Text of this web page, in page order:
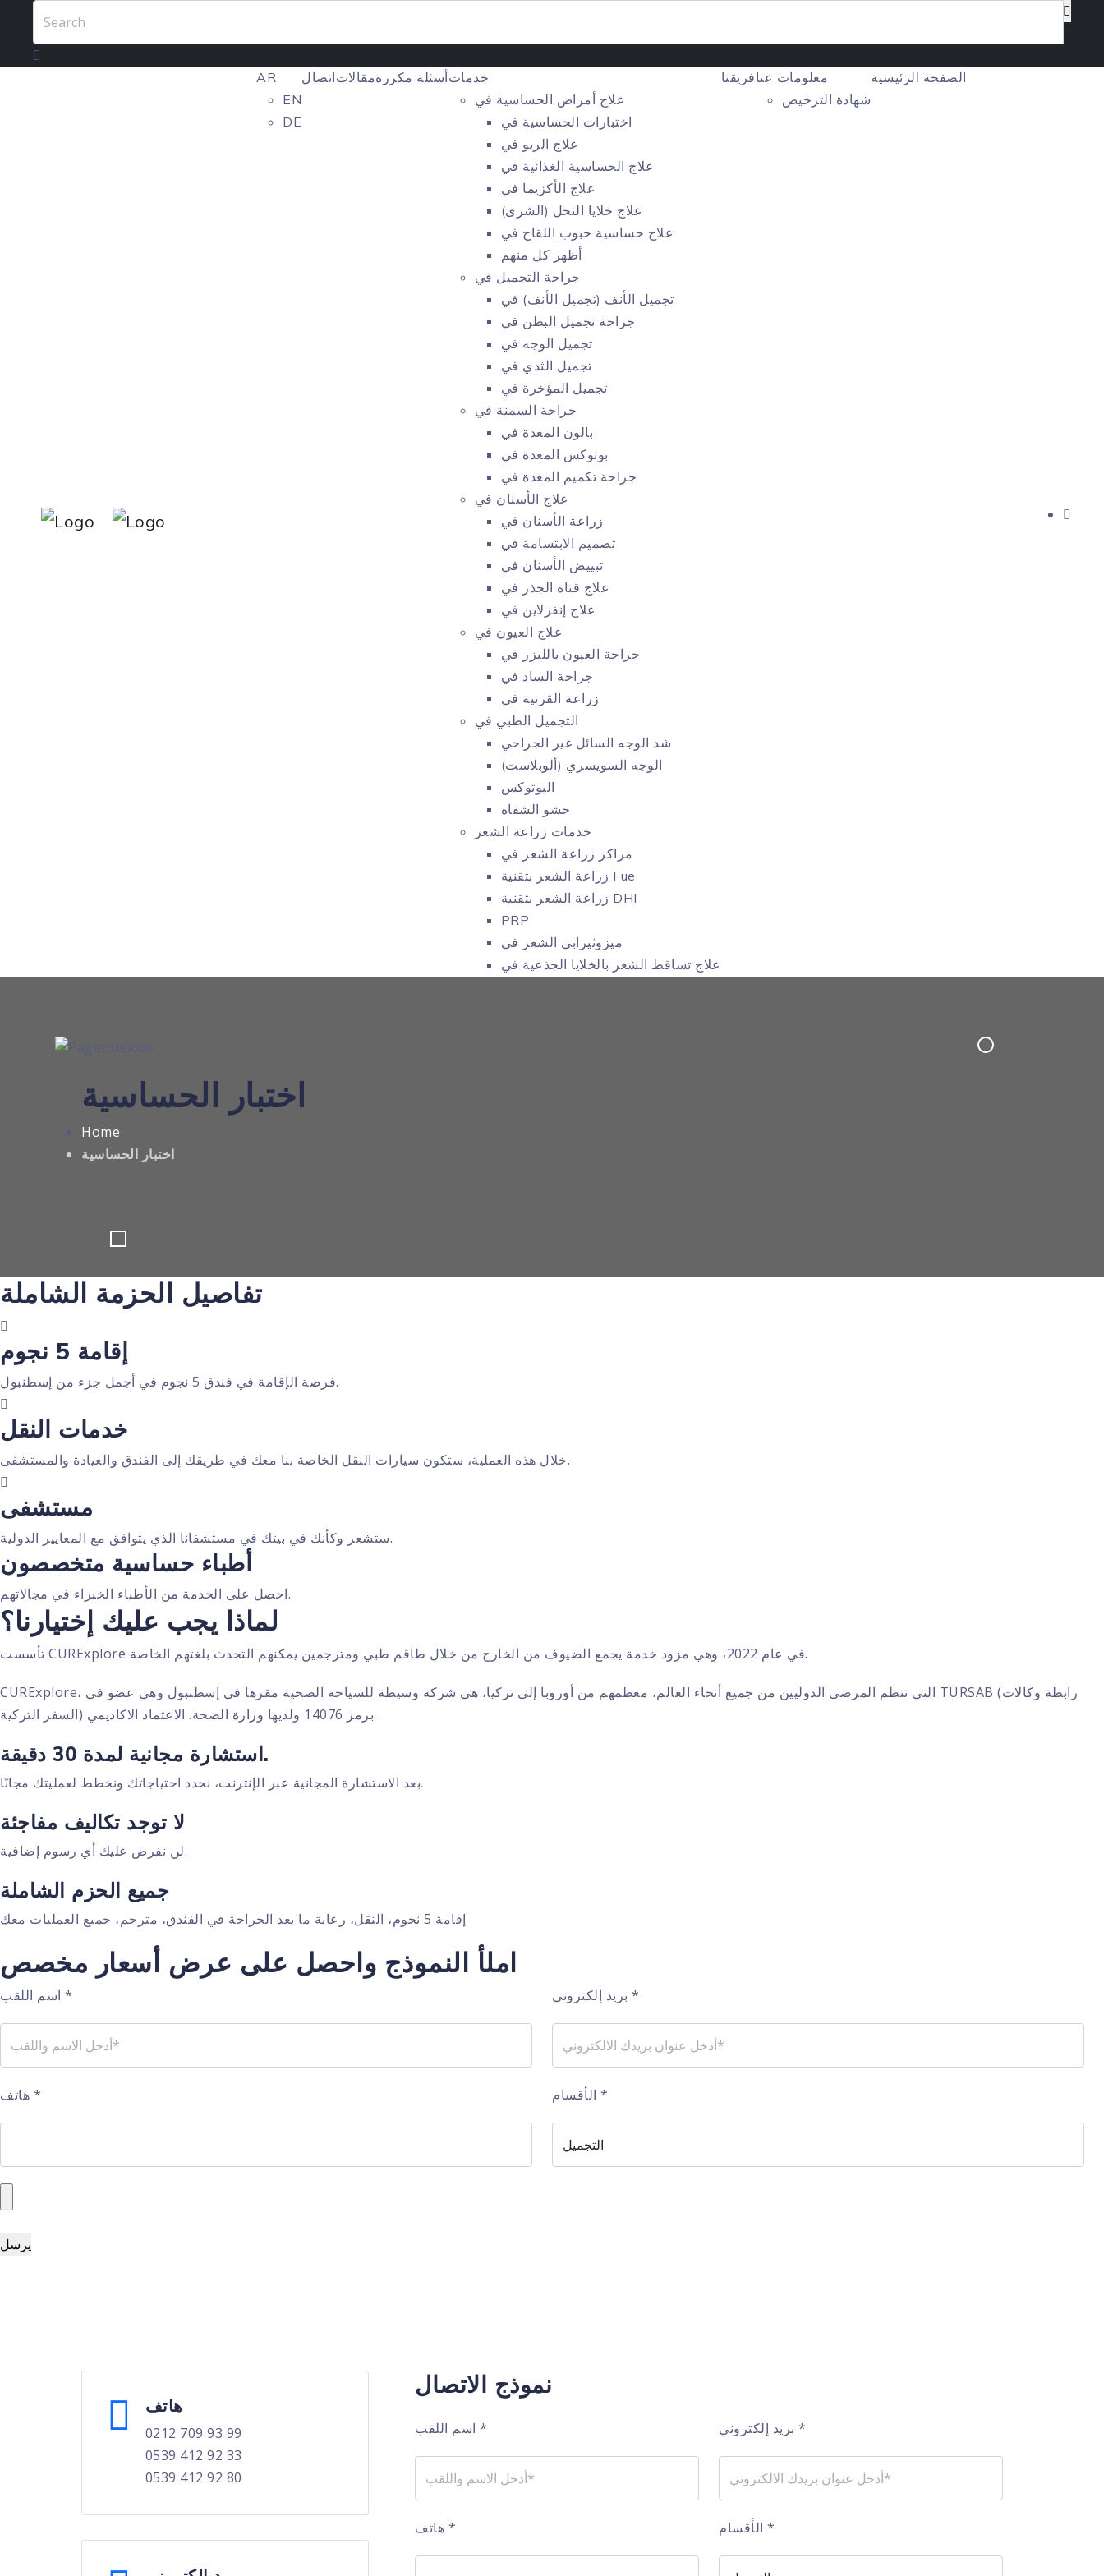
AR
EN
DE
اتصالمقالاتأسئلة مكررةخدمات
علاج أمراض الحساسية في
اختبارات الحساسية في
علاج الربو في
علاج الحساسية الغذائية في
علاج الأكزيما في
علاج خلايا النحل (الشرى)
علاج حساسية حبوب اللقاح في
أظهر كل منهم
جراحة التجميل في
تجميل الأنف (تجميل الأنف) في
جراحة تجميل البطن في
تجميل الوجه في
تجميل الثدي في
تجميل المؤخرة في
جراحة السمنة في
بالون المعدة في
بوتوكس المعدة في
جراحة تكميم المعدة في
علاج الأسنان في
زراعة الأسنان في
تصميم الابتسامة في
تبييض الأسنان في
علاج قناة الجذر في
علاج إنفزلاين في
علاج العيون في
جراحة العيون بالليزر في
جراحة الساد في
زراعة القرنية في
التجميل الطبي في
شد الوجه السائل غير الجراحي
الوجه السويسري (ألوبلاست)
البوتوكس
حشو الشفاه
خدمات زراعة الشعر
مراكز زراعة الشعر في
زراعة الشعر بتقنية Fue
زراعة الشعر بتقنية DHI
PRP
ميزوثيرابي الشعر في
علاج تساقط الشعر بالخلايا الجذعية في
فريقنامعلومات عنا
شهادة الترخيص
الصفحة الرئيسية
اختبار الحساسية
Home
اختبار الحساسية
تفاصيل الحزمة الشاملة
إقامة 5 نجوم
فرصة الإقامة في فندق 5 نجوم في أجمل جزء من إسطنبول.
خدمات النقل
خلال هذه العملية، ستكون سيارات النقل الخاصة بنا معك في طريقك إلى الفندق والعيادة والمستشفى.
مستشفى
ستشعر وكأنك في بيتك في مستشفانا الذي يتوافق مع المعايير الدولية.
أطباء حساسية متخصصون
احصل على الخدمة من الأطباء الخبراء في مجالاتهم.
لماذا يجب عليك إختيارنا؟
تأسست CURExplore في عام 2022، وهي مزود خدمة يجمع الضيوف من الخارج من خلال طاقم طبي ومترجمين يمكنهم التحدث بلغتهم الخاصة.
CURExplore، التي تنظم المرضى الدوليين من جميع أنحاء العالم، معظمهم من أوروبا إلى تركيا، هي شركة وسيطة للسياحة الصحية مقرها في إسطنبول وهي عضو في TURSAB (رابطة وكالات
السفر التركية) برمز 14076 ولديها وزارة الصحة. الاعتماد الاكاديمي.
استشارة مجانية لمدة 30 دقيقة.
بعد الاستشارة المجانية عبر الإنترنت، نحدد احتياجاتك ونخطط لعمليتك مجانًا.
لا توجد تكاليف مفاجئة
لن نفرض عليك أي رسوم إضافية.
جميع الحزم الشاملة
إقامة 5 نجوم، النقل، رعاية ما بعد الجراحة في الفندق، مترجم، جميع العمليات معك
املأ النموذج واحصل على عرض أسعار مخصص
* *
* *
هاتف
0212 709 93 99
0539 412 92 33
0539 412 92 80
نموذج الاتصال
* *
* *